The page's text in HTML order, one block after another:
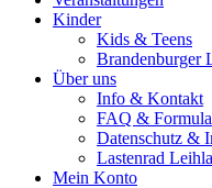
Kinder
Kids & Teens
Brandenburger
Über uns
Info & Kontakt
FAQ &
Datenschutz &
Lastenrad Leihla
Mein Konto